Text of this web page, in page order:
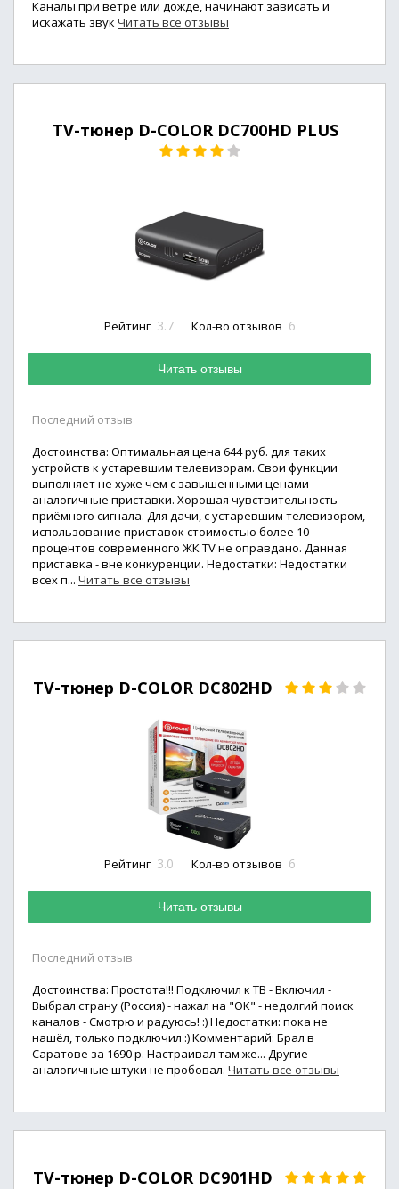
Каналы при ветре или дожде, начинают зависать и
искажать звук Читать все отзывы
TV-тюнер D-COLOR DC700HD PLUS
Рейтинг 3.7 Кол-во отзывов 6
Читать отзывы
Последний отзыв
Достоинства: Оптимальная цена 644 руб. для таких
устройств к устаревшим телевизорам. Свои функции
выполняет не хуже чем с завышенными ценами
аналогичные приставки. Хорошая чувствительность
приёмного сигнала. Для дачи, с устаревшим телевизором,
использование приставок стоимостью более 10
процентов современного ЖК TV не оправдано. Данная
приставка - вне конкуренции. Недостатки: Недостатки
всех п... Читать все отзывы
TV-тюнер D-COLOR DC802HD
Рейтинг 3.0 Кол-во отзывов 6
Читать отзывы
Последний отзыв
Достоинства: Простота!!! Подключил к ТВ - Включил -
Выбрал страну (Россия) - нажал на "ОК" - недолгий поиск
каналов - Смотрю и радуюсь! :) Недостатки: пока не
нашёл, только подключил :) Комментарий: Брал в
Саратове за 1690 р. Настраивал там же... Другие
аналогичные штуки не пробовал. Читать все отзывы
TV-тюнер D-COLOR DC901HD